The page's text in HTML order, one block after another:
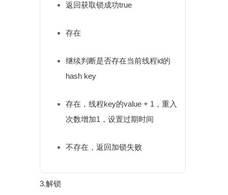
返回获取锁成功true
存在
继续判断是否存在当前线程id的
hash key
存在，线程key的value + 1，重入
次数增加1，设置过期时间
不存在，返回加锁失败
3.解锁